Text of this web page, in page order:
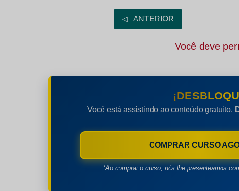
◁ ANTERIOR
Você deve
Você está assistindo ao conteúdo gratuito.
COMPRAR CURSO
*Ao comprar o curso, nós lhe presenteamos